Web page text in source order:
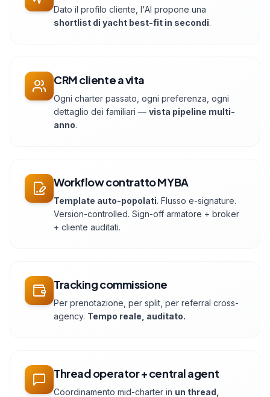
Dato il profilo cliente, l'AI propone una
shortlist di yacht best-fit in secondi.
CRM cliente a vita
Ogni charter passato, ogni preferenza, ogni
dettaglio dei familiari — vista pipeline multi-
anno.
Workflow contratto MYBA
Template auto-popolati. Flusso e-signature.
Version-controlled. Sign-off armatore + broker
+ cliente auditati.
Tracking commissione
Per prenotazione, per split, per referral cross-
agency. Tempo reale, auditato.
Thread operator + central agent
Coordinamento mid-charter in un thread,